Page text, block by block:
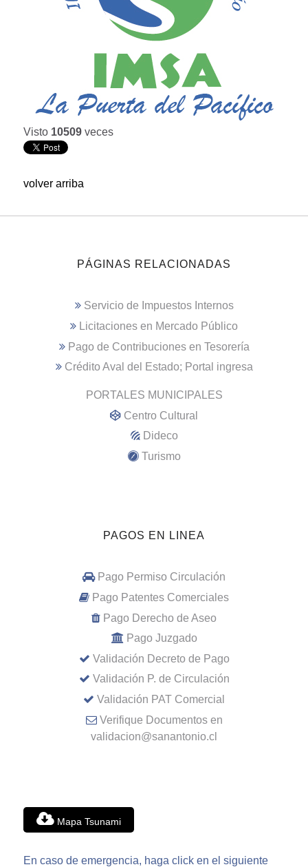
Visto 10509 veces
volver arriba
PÁGINAS RELACIONADAS
Servicio de Impuestos Internos
Licitaciones en Mercado Público
Pago de Contribuciones en Tesorería
Crédito Aval del Estado; Portal ingresa
PORTALES MUNICIPALES
Centro Cultural
Dideco
Turismo
PAGOS EN LINEA
Pago Permiso Circulación
Pago Patentes Comerciales
Pago Derecho de Aseo
Pago Juzgado
Validación Decreto de Pago
Validación P. de Circulación
Validación PAT Comercial
Verifique Documentos en
validacion@sanantonio.cl
Mapa Tsunami
En caso de emergencia, haga click en el siguiente